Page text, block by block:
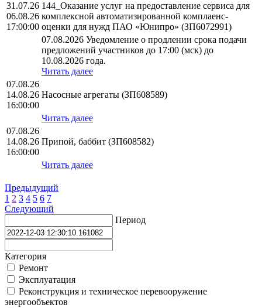
31.07.26
06.08.26
17:00:00
144_Оказание услуг на предоставление сервиса для
комплексной автоматизированной комплаенс-
оценки для нужд ПАО «Юнипро» (ЗП6072991)
07.08.2026 Уведомление о продлении срока подачи
предложений участников до 17:00 (мск) до
10.08.2026 года.
Читать далее
07.08.26
14.08.26
16:00:00
Насосные агрегаты (ЗП608589)
Читать далее
07.08.26
14.08.26
16:00:00
Припой, баббит (ЗП608582)
Читать далее
Предыдущий
1 2 3 4 5 6 7
Следующий
Период
Категория
Ремонт
Эксплуатация
Реконструкция и техническое перевооружение
энергообъектов